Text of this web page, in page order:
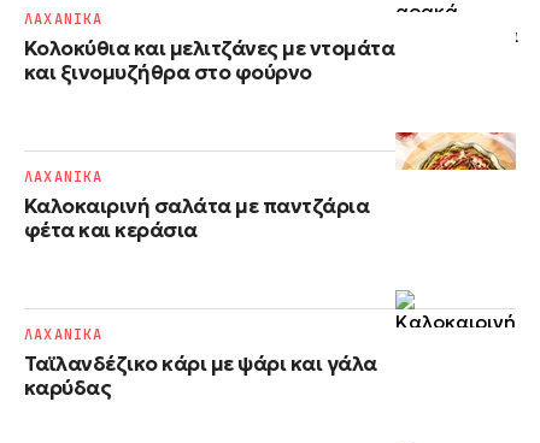
Κολοκύθια και μελιτζάνες με ντομάτα
και ξινομυζήθρα στο φούρνο
ΛΑΧΑΝΙΚΑ
Καλοκαιρινή σαλάτα με παντζάρια
φέτα και κεράσια
ΛΑΧΑΝΙΚΑ
Ταϊλανδέζικο κάρι με ψάρι και γάλα
καρύδας
ΛΑΧΑΝΙΚΑ